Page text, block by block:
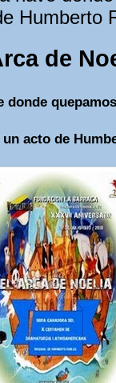
Humberto
de
donde
acto de